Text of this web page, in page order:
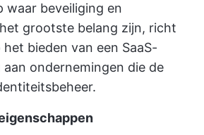
waar beveiliging en
grootste belang zijn, richt
bieden van een SaaS-
ondernemingen die de